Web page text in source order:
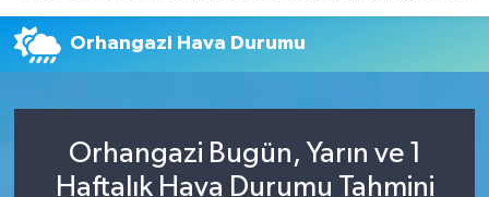
Orhangazi Hava Durumu
Orhangazi Bugün, Yarın ve 1
Haftalık Hava Durumu Tahmini
Son Dakika Haberleri